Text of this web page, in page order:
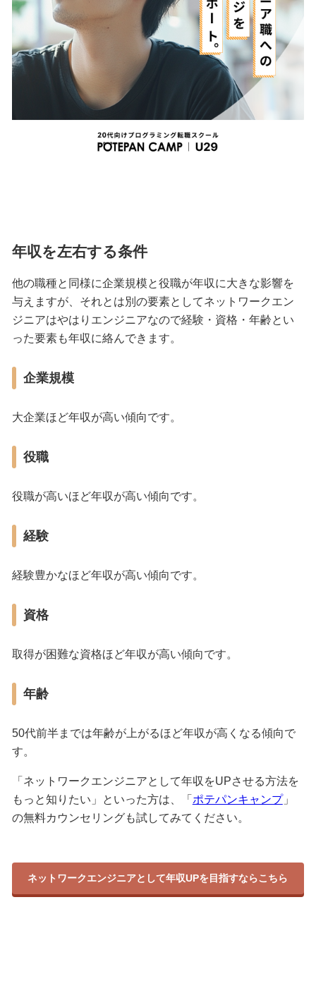
年収を左右する条件
他の職種と同様に企業規模と役職が年収に大きな影響を
与えますが、それとは別の要素としてネットワークエン
ジニアはやはりエンジニアなので経験・資格・年齢とい
った要素も年収に絡んできます。
企業規模
大企業ほど年収が高い傾向です。
役職
役職が高いほど年収が高い傾向です。
経験
経験豊かなほど年収が高い傾向です。
資格
取得が困難な資格ほど年収が高い傾向です。
年齢
50代前半までは年齢が上がるほど年収が高くなる傾向で
す。
「ネットワークエンジニアとして年収をUPさせる方法を
もっと知りたい」といった方は、「 ポテパンキャンプ」
の無料カウンセリングも試してみてください。
ネットワークエンジニアとして年収UPを目指すならこちら